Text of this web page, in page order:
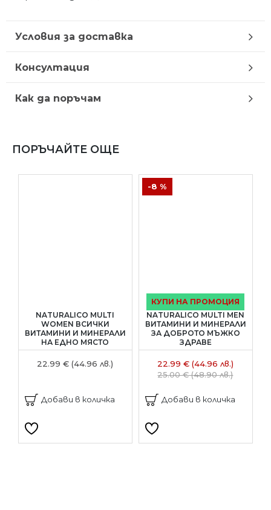
Условия за доставка
Консултация
Как да поръчам
ПОРЪЧАЙТЕ ОЩЕ
NATURALICO MULTI
WOMEN ВСИЧКИ
ВИТАМИНИ И МИНЕРАЛИ
НА ЕДНО МЯСТО
22.99 € (44.96 лв.)
Добави в количка
КУПИ НА ПРОМОЦИЯ
-8 %
NATURALICO MULTI MEN
ВИТАМИНИ И МИНЕРАЛИ
ЗА ДОБРОТО МЪЖКО
ЗДРАВЕ
22.99 € (44.96 лв.)
25.00 € (48.90 лв.)
Добави в количка